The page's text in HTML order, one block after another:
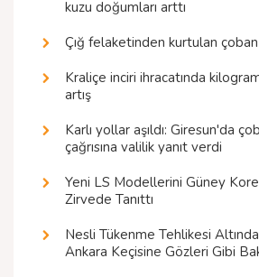
kuzu doğumları arttı
Çığ felaketinden kurtulan çoban
Kraliçe inciri ihracatında
artış
Karlı yollar aşıldı: Giresun'da
çağrısına valilik yanıt verdi
Yeni LS Modellerini Güney
Zirvede Tanıttı
Nesli Tükenme Tehlikesi
Ankara Keçisine Gözleri Gibi